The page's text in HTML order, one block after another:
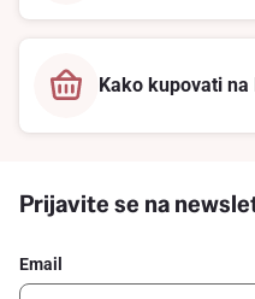
Kako kupovati
Prijavite se na
Email